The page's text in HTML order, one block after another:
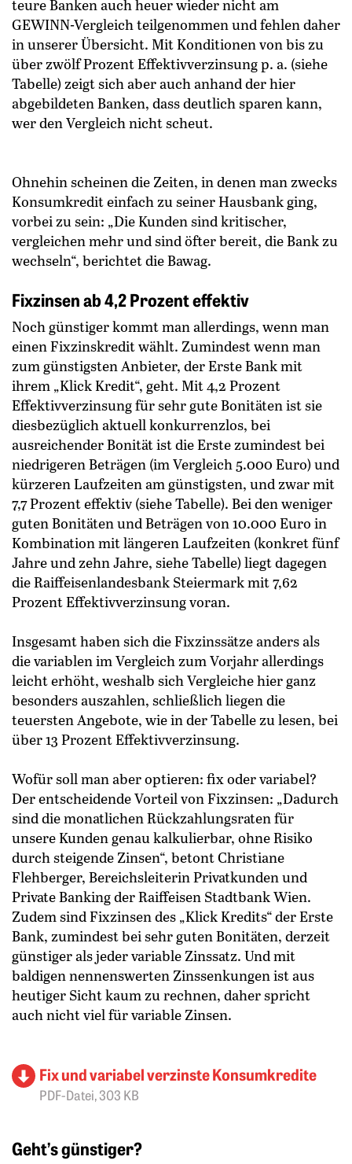
teure Banken auch heuer wieder nicht am
GEWINN-Vergleich teilgenommen und fehlen daher
in unserer Übersicht. Mit Konditionen von bis zu
über zwölf Prozent Effektivverzinsung p. a. (siehe
Tabelle) zeigt sich aber auch anhand der hier
abgebildeten Banken, dass deutlich sparen kann,
wer den Vergleich nicht scheut.
Ohnehin scheinen die Zeiten, in denen man zwecks
Konsumkredit einfach zu seiner Hausbank ging,
vorbei zu sein: „Die Kunden sind kritischer,
vergleichen mehr und sind öfter bereit, die Bank zu
wechseln“, berichtet die Bawag.
Fixzinsen ab 4,2 Prozent effektiv
Noch günstiger kommt man allerdings, wenn man
einen Fixzinskredit wählt. Zumindest wenn man
zum günstigsten Anbieter, der Erste Bank mit
ihrem „Klick Kredit“, geht. Mit 4,2 Prozent
Effektivverzinsung für sehr gute Bonitäten ist sie
diesbezüglich aktuell konkurrenzlos, bei
ausreichender Bonität ist die Erste zumindest bei
niedrigeren Beträgen (im Vergleich 5.000 Euro) und
kürzeren Laufzeiten am günstigsten, und zwar mit
7,7 Prozent effektiv (siehe Tabelle). Bei den weniger
guten Bonitäten und Beträgen von 10.000 Euro in
Kombination mit längeren Laufzeiten (konkret fünf
Jahre und zehn Jahre, siehe Tabelle) liegt dagegen
die Raiffeisenlandesbank Steiermark mit 7,62
Prozent Effektivverzinsung voran.
Insgesamt haben sich die Fixzinssätze anders als
die variablen im Vergleich zum Vorjahr allerdings
leicht erhöht, weshalb sich Vergleiche hier ganz
besonders auszahlen, schließlich liegen die
teuersten Angebote, wie in der Tabelle zu lesen, bei
über 13 Prozent Effektivverzinsung.
Wofür soll man aber optieren: fix oder variabel?
Der entscheidende Vorteil von Fixzinsen: „Dadurch
sind die monatlichen Rückzahlungsraten für
unsere Kunden genau kalkulierbar, ohne Risiko
durch steigende Zinsen“, betont Christiane
Flehberger, Bereichsleiterin Privatkunden und
Private Banking der Raiffeisen Stadtbank Wien.
Zudem sind Fixzinsen des „Klick Kredits“ der Erste
Bank, zumindest bei sehr guten Bonitäten, derzeit
günstiger als jeder variable Zinssatz. Und mit
baldigen nennenswerten Zinssenkungen ist aus
heutiger Sicht kaum zu rechnen, daher spricht
auch nicht viel für variable Zinsen.
Fix und variabel verzinste Konsumkredite
PDF-Datei, 303 KB
Geht’s günstiger?